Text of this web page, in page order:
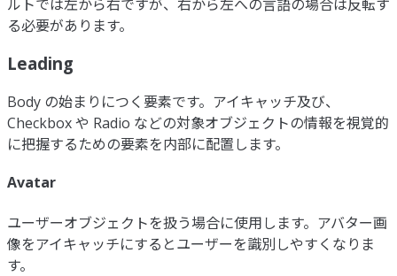
ルトでは左から右ですが、右から左への言語の場合は反転す
る必要があります。
Leading
Body の始まりにつく要素です。アイキャッチ及び、
Checkbox や Radio などの対象オブジェクトの情報を視覚的
に把握するための要素を内部に配置します。
Avatar
ユーザーオブジェクトを扱う場合に使用します。アバター画
像をアイキャッチにするとユーザーを識別しやすくなりま
す。